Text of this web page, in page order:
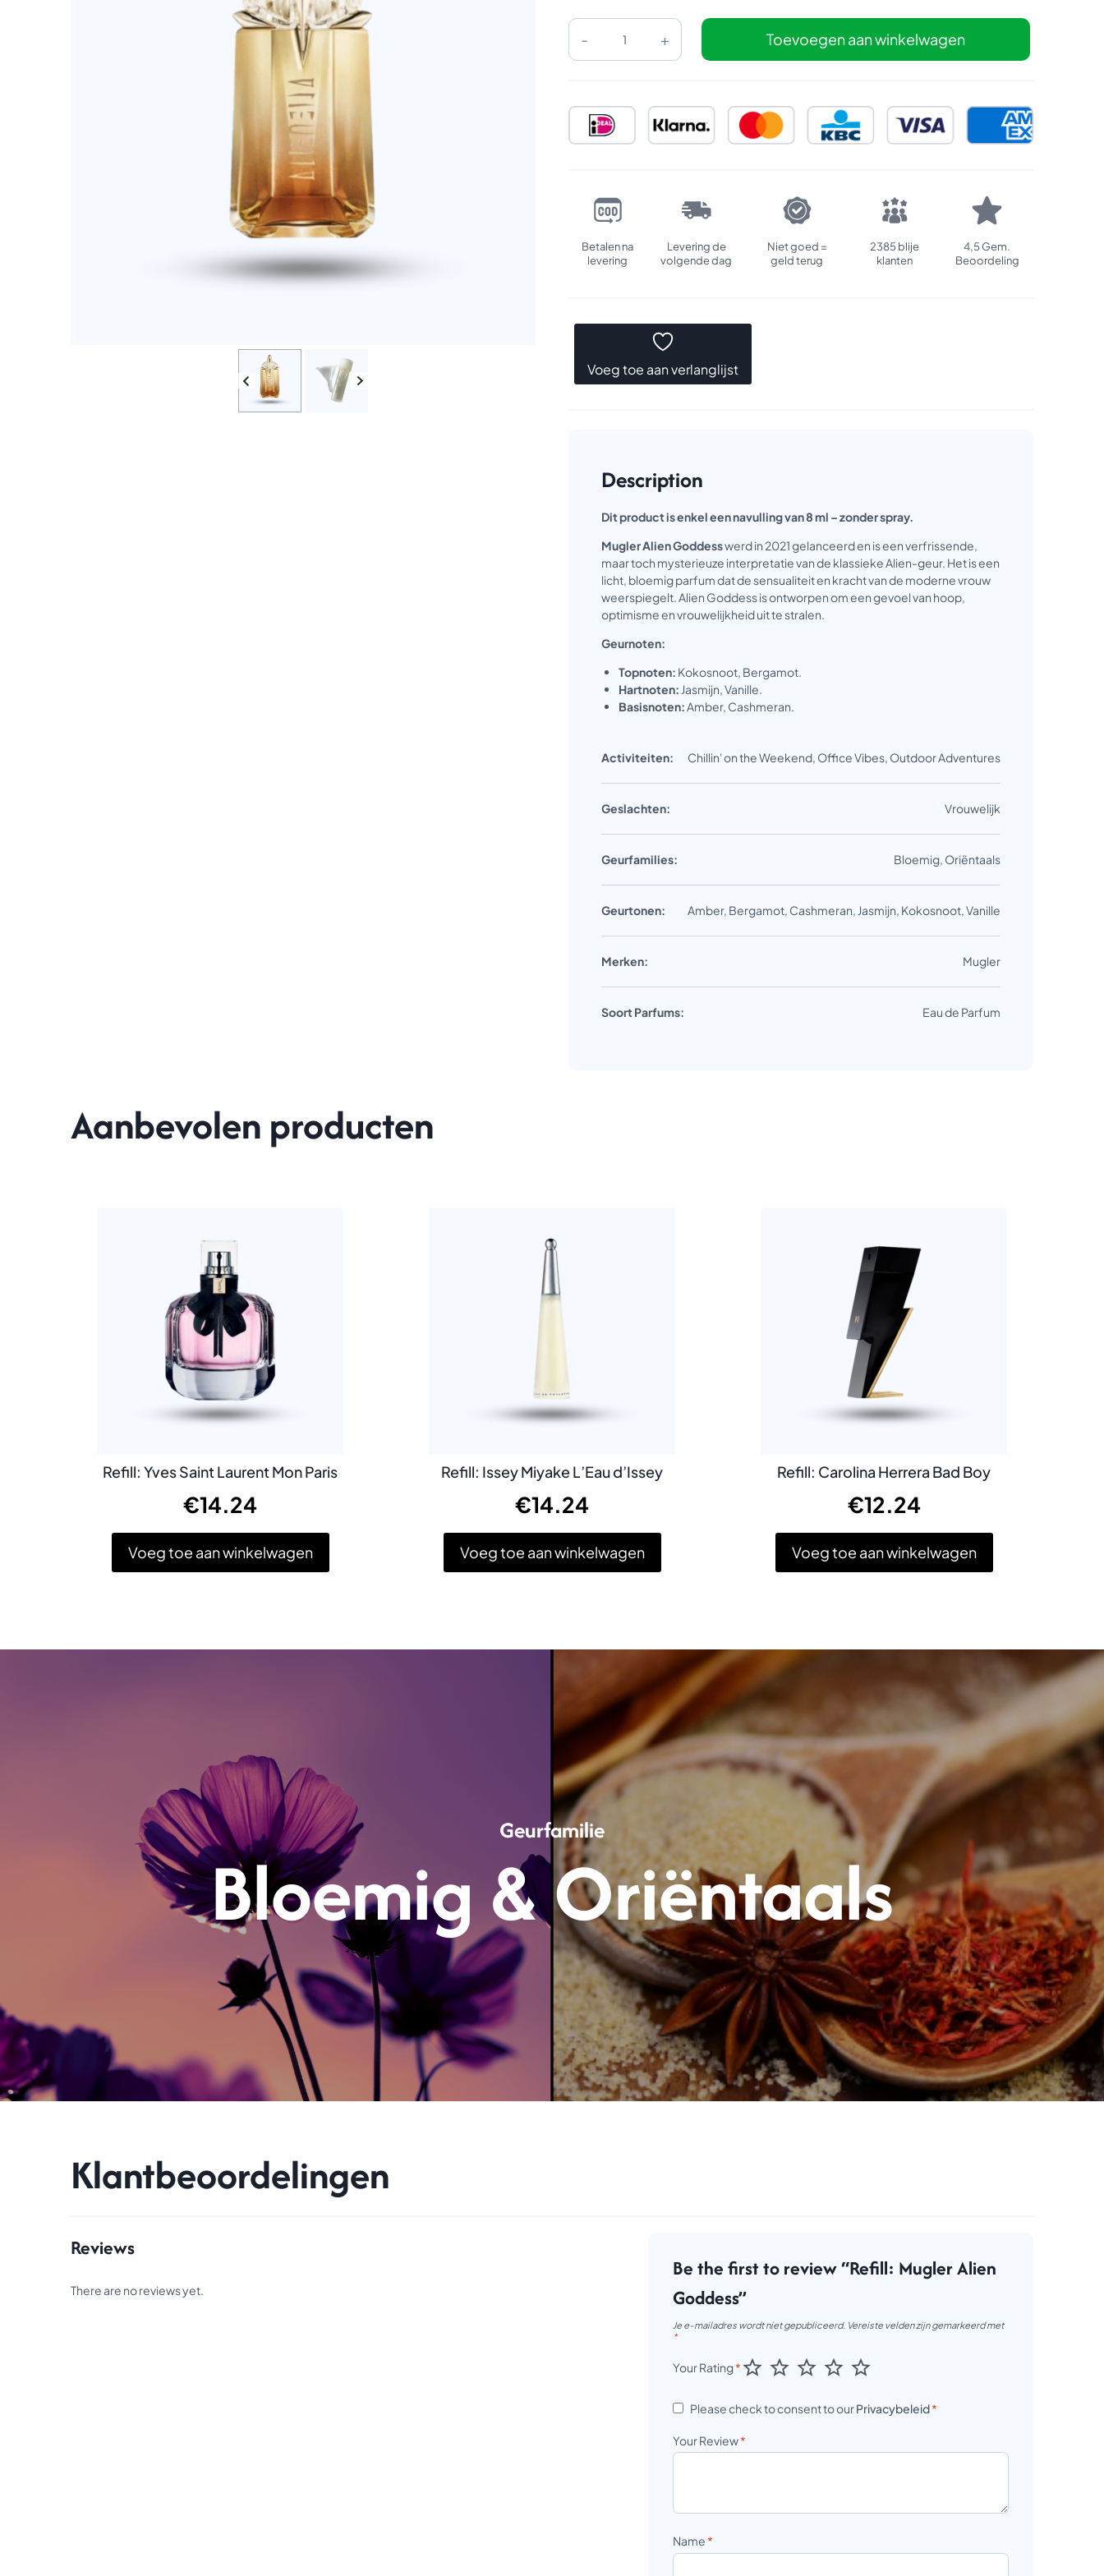
Refill:
Mugler
Alien
Toevoegen aan winkelwagen
Betalen na
levering
Levering de
volgende dag
Niet goed =
geld terug
2385 blije
klanten
4,5 Gem.
Beoordeling
Voeg toe aan verlanglijst
Description
Dit product is enkel een navulling van 8 ml – zonder spray.
Mugler Alien Goddesswerd in 2021 gelanceerd en is een verfrissende,
maar toch mysterieuze interpretatie van de klassieke Alien-geur. Het is een
licht, bloemig parfum dat de sensualiteit en kracht van de moderne vrouw
weerspiegelt. Alien Goddess is ontworpen om een gevoel van hoop,
optimisme en vrouwelijkheid uit te stralen.
Geurnoten:
Topnoten: Kokosnoot, Bergamot.
Hartnoten: Jasmijn, Vanille.
Basisnoten:Amber, Cashmeran.
Activiteiten: Chillin' on the Weekend, Office Vibes, Outdoor Adventures
Geslachten: Vrouwelijk
Geurfamilies: Bloemig, Oriëntaals
Geurtonen: Amber, Bergamot, Cashmeran, Jasmijn, Kokosnoot, Vanille
Merken: Mugler
Soort Parfums: Eau de Parfum
Aanbevolen producten
Refill: Yves Saint Laurent Mon Paris
€14.24
Voeg toe aan winkelwagen
Refill: Issey Miyake L’Eau d’Issey
€14.24
Voeg toe aan winkelwagen
Refill: Carolina Herrera Bad Boy
€12.24
Voeg toe aan winkelwagen
Geurfamilie
Bloemig & Oriëntaals
Klantbeoordelingen
Reviews
There are no reviews yet.
Be the first to review “Refill: Mugler Alien
Goddess”
Je e-mailadres wordt niet gepubliceerd. Vereiste velden zijn gemarkeerd met
*
Your Rating*
Please check to consent to ourPrivacybeleid*
Your Review*
Name*